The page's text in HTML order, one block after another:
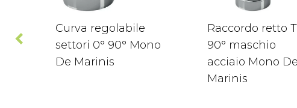
Curva regolabile
settori 0° 90° Mono
De Marinis
Raccordo retto T
90° maschio
acciaio Mono De
Marinis